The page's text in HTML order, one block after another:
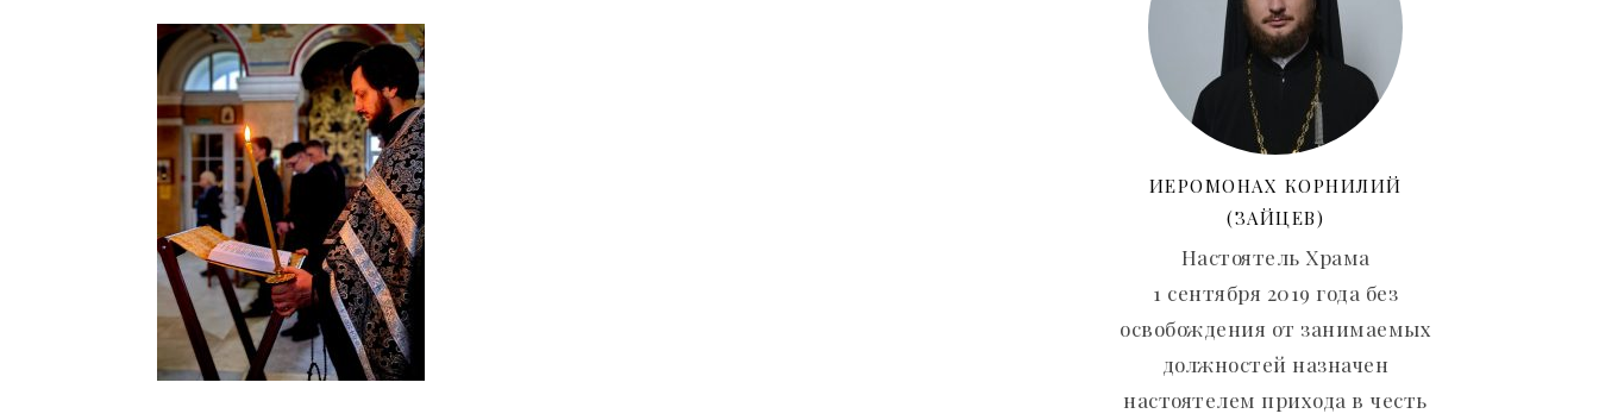
ИЕРОМОНАХ КОРНИЛИЙ
(ЗАЙЦЕВ)
Настоятель Храма
1 сентября 2019 года без
освобождения от занимаемых
должностей назначен
настоятелем прихода в честь